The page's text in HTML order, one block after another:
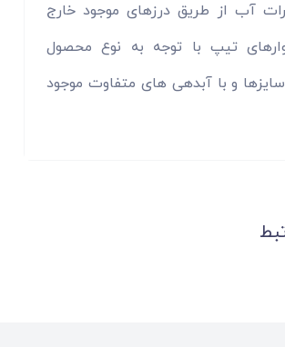
آب از طریق درزهای موجود خارج
تیپ با توجه به نوع محصول
و با آبدهی های متفاوت موجود